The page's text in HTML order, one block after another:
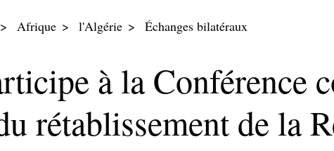
Afrique l'Algérie Échanges bilatéraux
à la Conférence
rétablissement de la